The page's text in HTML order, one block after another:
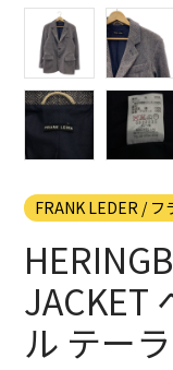
FRANK LEDER / フ
JACKET
ル テー